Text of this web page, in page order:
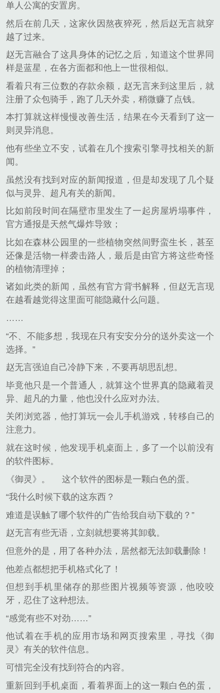
单人公寓的安置房。
然后在前几天，这家伙因熬夜猝死，然后赵无言就穿
越了过来。
赵无言融合了这具身体的记忆之后，知道这个世界同
样是蓝星，在各方面都和他上一世很相似。
看着只有三位数的存款余额，赵无言来到这里后，就
注册了众包骑手，跑了几天外卖，稍微赚了点钱。
本打算就这样慢慢改善生活，结果在今天看到了这一
则灵异消息。
他有些坐立不安，试着在几个搜索引擎寻找相关的新
闻。
虽然没有找到对应的新闻报道，但是却发现了几个疑
似与灵异、超凡有关的新闻。
比如前段时间在隔壁市里发生了一起房屋坍塌事件，
官方通报是天然气爆炸导致；
比如在森林公园里的一些植物突然间野蛮生长，甚至
还像是活物一样袭击路人，最后是由官方将这些奇怪
的植物清理掉；
诸如此类的新闻，虽然有官方背书解释，但赵无言现
在越看越觉得这里面可能隐藏什么问题。
……
“不、不能多想，我现在只有安安分分的送外卖这一个
选择。”
赵无言强迫自己冷静下来，不要再胡思乱想。
毕竟他只是一个普通人，就算这个世界真的隐藏着灵
异、超凡的力量，他也没什么应对办法。
关闭浏览器，他打算玩一会儿手机游戏，转移自己的
注意力。
就在这时候，他发现手机桌面上，多了一个以前没有
的软件图标。
《御灵》。
这个软件的图标是一颗白色的蛋。
“我什么时候下载的这东西？
难道是误触了哪个软件的广告给我自动下载的？”
赵无言有些无语，立刻就想要将其卸载。
但意外的是，用了各种办法，居然都无法卸载删除！
他差点都想把手机格式化了！
但想到手机里储存的那些图片视频等资源，他咬咬
牙，忍住了这种想法。
“感觉有些不对劲……”
他试着在手机的应用市场和网页搜索里，寻找《御
灵》有关的软件信息。
可惜完全没有找到符合的内容。
重新回到手机桌面，看着界面上的这一颗白色的蛋，